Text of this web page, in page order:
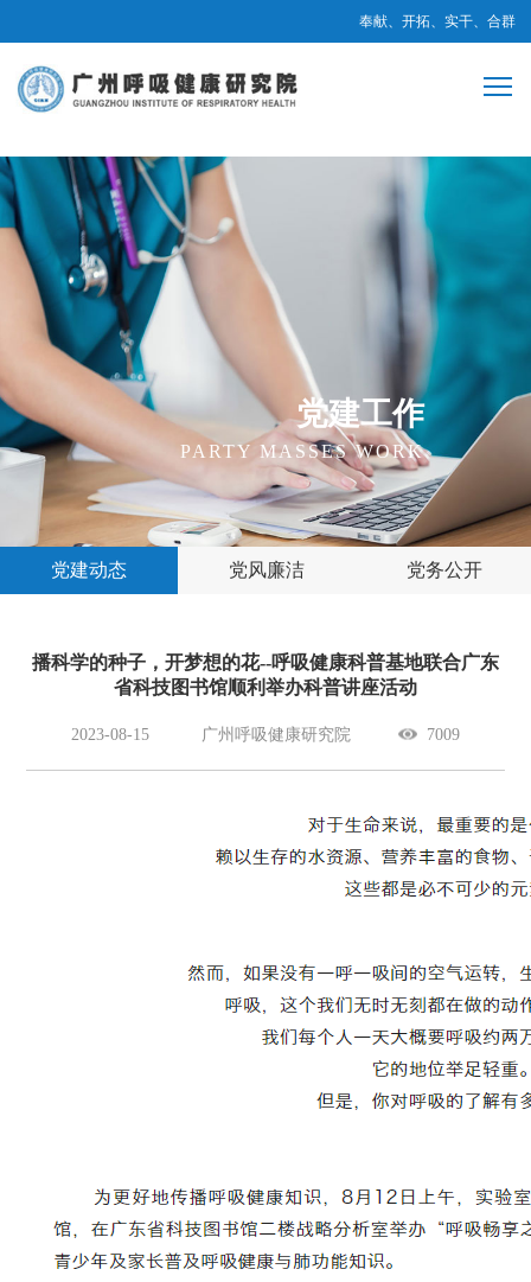
奉献、开拓、实干、合群
党建工作
PARTY MASSES WORK
党建动态 党风廉洁 党务公开
播科学的种子，开梦想的花--呼吸健康科普基地联合广东
省科技图书馆顺利举办科普讲座活动
2023-08-15 广州呼吸健康研究院 7009